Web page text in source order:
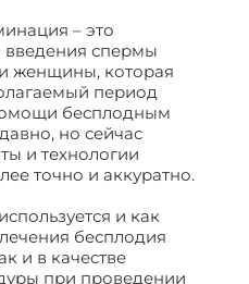
– это
спермы
женщины, которая
период
бесплодным
но сейчас
и технологии
точно и аккуратно.
и как
бесплодия
и в качестве
при проведении